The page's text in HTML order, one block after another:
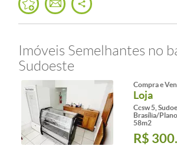
Imóveis Semelhantes no
Sudoeste
Compra e
Loja
Ccsw 5,
Brasília/
58m2
R$